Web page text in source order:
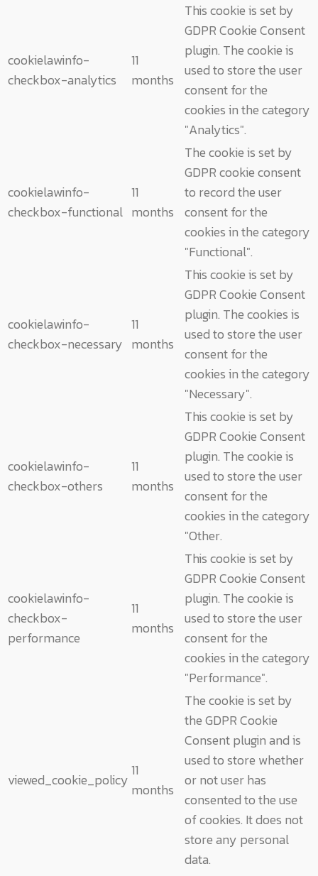
cookielawinfo-
checkbox-analytics
11
months
This cookie is set by
GDPR Cookie Consent
plugin. The cookie is
used to store the user
consent for the
cookies in the category
"Analytics".
cookielawinfo-
checkbox-functional
11
months
The cookie is set by
GDPR cookie consent
to record the user
consent for the
cookies in the category
"Functional".
cookielawinfo-
checkbox-necessary
11
months
This cookie is set by
GDPR Cookie Consent
plugin. The cookies is
used to store the user
consent for the
cookies in the category
"Necessary".
cookielawinfo-
checkbox-others
11
months
This cookie is set by
GDPR Cookie Consent
plugin. The cookie is
used to store the user
consent for the
cookies in the category
"Other.
cookielawinfo-
checkbox-
performance
11
months
This cookie is set by
GDPR Cookie Consent
plugin. The cookie is
used to store the user
consent for the
cookies in the category
"Performance".
viewed_cookie_policy
11
months
The cookie is set by
the GDPR Cookie
Consent plugin and is
used to store whether
or not user has
consented to the use
of cookies. It does not
store any personal
data.